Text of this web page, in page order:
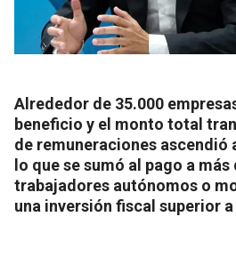
Alrededor de 35.000
beneficio y el monto total
de remuneraciones ascendió
lo que se sumó al pago a más
trabajadores autónomos o
una inversión fiscal superior